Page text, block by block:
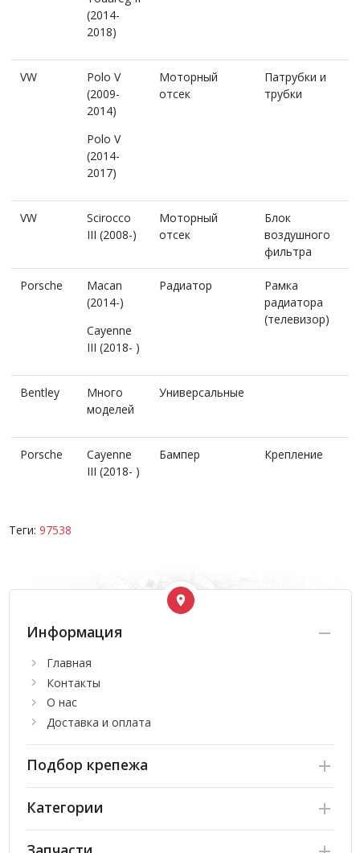
(2014-
2018)
VW
Polo V
(2009-
2014)
Polo V
(2014-
2017)
Моторный
отсек
Патрубки и
трубки
VW
Scirocco
III (2008-)
Моторный
отсек
Блок
воздушного
фильтра
Porsche
Macan
(2014-)
Cayenne
III (2018- )
Радиатор
Рамка
радиатора
(телевизор)
Bentley
Много
моделей
Универсальные
Porsche
Cayenne
III (2018- )
Бампер Крепление
Теги: 97538
Информация
Главная
Контакты
О нас
Доставка и оплата
Подбор крепежа
Категории